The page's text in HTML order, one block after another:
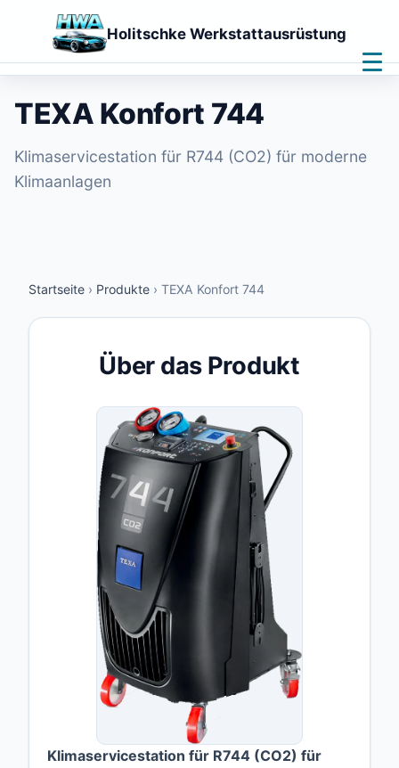
Holitschke Werkstattausrüstung
Home
Produkte
Kontakt
TEXA Konfort 744
Klimaservicestation für R744 (CO2) für moderne
Klimaanlagen
Startseite › Produkte › TEXA Konfort 744
Über das Produkt
Klimaservicestation für R744 (CO2) für